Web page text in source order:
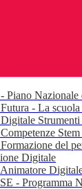
Piano Nazionale
- La
del
Digitale
- Programma